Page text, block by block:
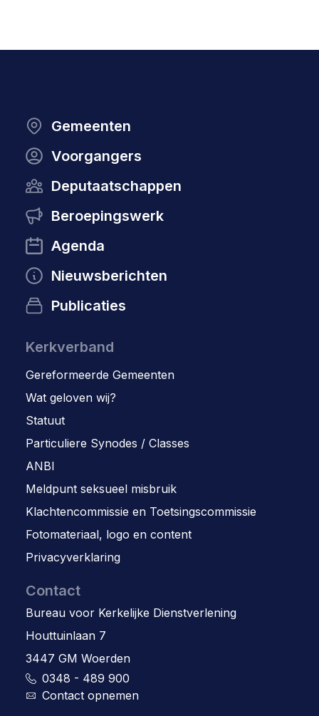
Gemeenten
Voorgangers
Deputaatschappen
Beroepingswerk
Agenda
Nieuwsberichten
Publicaties
Kerkverband
Gereformeerde Gemeenten
Wat geloven wij?
Statuut
Particuliere Synodes / Classes
ANBI
Meldpunt seksueel misbruik
Klachtencommissie en Toetsingscommissie
Fotomateriaal, logo en content
Privacyverklaring
Contact
Bureau voor Kerkelijke Dienstverlening
Houttuinlaan 7
3447 GM Woerden
0348 - 489 900
Contact opnemen